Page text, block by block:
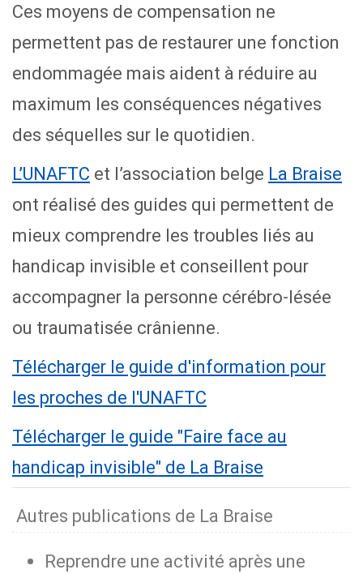
Ces moyens de compensation ne
permettent pas de restaurer une fonction
endommagée mais aident à réduire au
maximum les conséquences négatives
des séquelles sur le quotidien.
L’UNAFTC et l’association belge La Braise
ont réalisé des guides qui permettent de
mieux comprendre les troubles liés au
handicap invisible et conseillent pour
accompagner la personne cérébro-lésée
ou traumatisée crânienne.
Télécharger le guide d'information pour
les proches de l'UNAFTC
Télécharger le guide "Faire face au
handicap invisible" de La Braise
Autres publications de La Braise
Reprendre une activité après une